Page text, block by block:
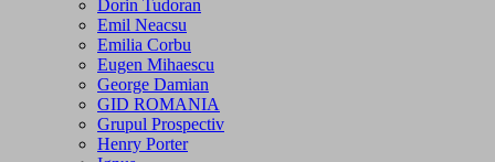
Dorin Tudoran
Emil Neacsu
Emilia Corbu
Eugen Mihaescu
George Damian
GID ROMANIA
Grupul Prospectiv
Henry Porter